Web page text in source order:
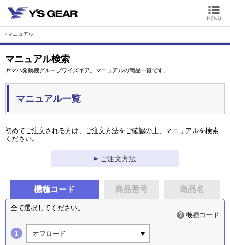
マニュアル
マニュアル検索
ヤマハ発動機グループワイズギア。マニュアルの商品一覧です。
マニュアル一覧
初めてご注文される方は、ご注文方法をご確認の上、マニュアルを検索
ください。
ご注文方法
機種コード
全て選択してください。
機種コード
オフロード
商品番号 商品名